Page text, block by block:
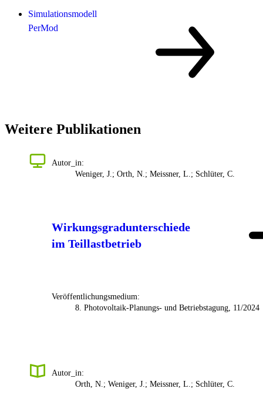
Simulationsmodell
PerMod
Weitere Publikationen
Autor_in:
Weniger, J.; Orth, N.; Meissner, L.; Schlüter, C.
Wirkungsgradunterschiede
im Teillastbetrieb
Veröffentlichungsmedium:
8. Photovoltaik-Planungs- und Betriebstagung, 11/2024
Autor_in:
Orth, N.; Weniger, J.; Meissner, L.; Schlüter, C.